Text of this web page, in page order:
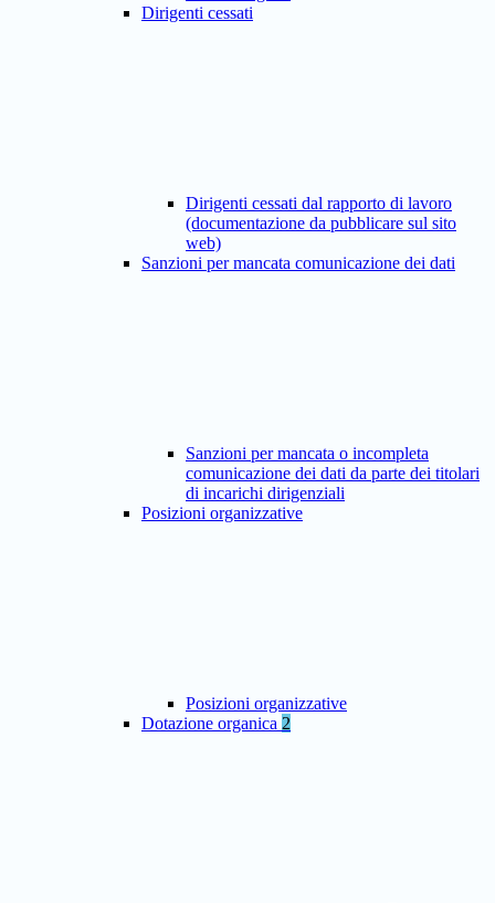
Dirigenti cessati
Dirigenti cessati dal rapporto di lavoro
(documentazione da pubblicare sul sito
web)
Sanzioni per mancata comunicazione dei dati
Sanzioni per mancata o incompleta
comunicazione dei dati da parte dei titolari
di incarichi dirigenziali
Posizioni organizzative
Posizioni organizzative
Dotazione organica 2